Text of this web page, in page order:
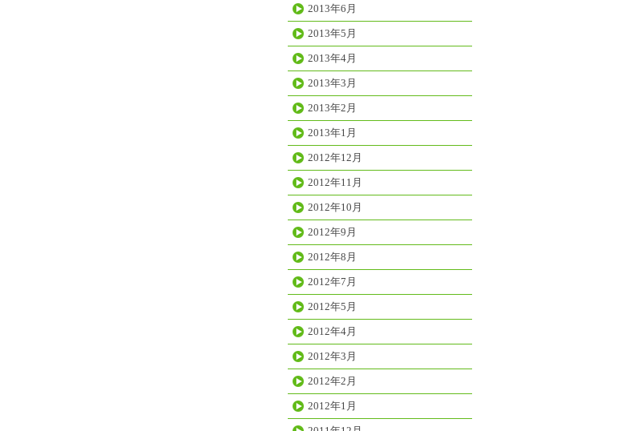
2013年6月
2013年5月
2013年4月
2013年3月
2013年2月
2013年1月
2012年12月
2012年11月
2012年10月
2012年9月
2012年8月
2012年7月
2012年5月
2012年4月
2012年3月
2012年2月
2012年1月